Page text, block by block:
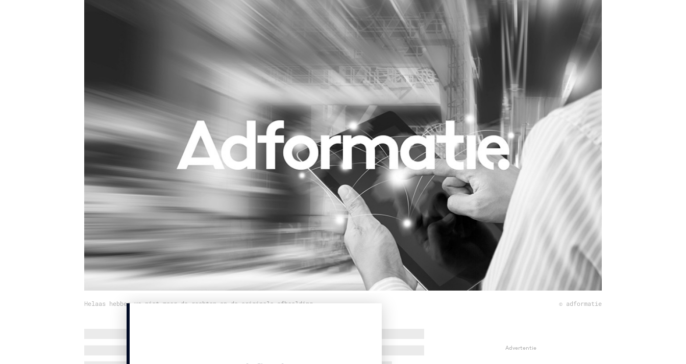
Influencer marketing
Interne communicatie
Purpose Marketing
Reputatie & crisis
Helaas hebben we niet meer de rechten op de originele afbeelding © adformatie
Advertentie